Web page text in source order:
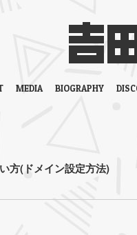
MEDIA BIOGRAPHY
方(ドメイン設定方法)